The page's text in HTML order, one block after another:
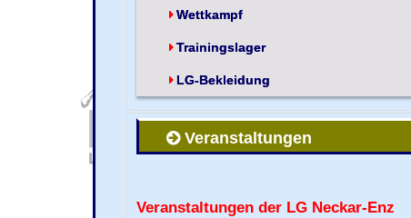
Wettkampf
Trainingslager
LG-Bekleidung
Veranstaltungen
Veranstaltungen der LG Neckar-Enz